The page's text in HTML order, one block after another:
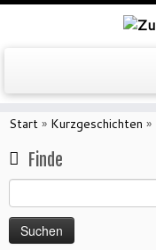
Zum
Inhalt
Start » Kurzgeschichten »
Finde
nach: